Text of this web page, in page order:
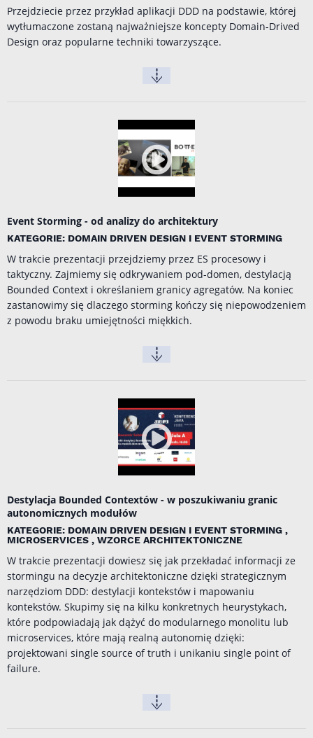
Przejdziecie przez przykład aplikacji DDD na podstawie, której
wytłumaczone zostaną najważniejsze koncepty Domain-Drived
Design oraz popularne techniki towarzyszące.
Event Storming - od analizy do architektury
KATEGORIE: DOMAIN DRIVEN DESIGN I EVENT STORMING
W trakcie prezentacji przejdziemy przez ES procesowy i
taktyczny. Zajmiemy się odkrywaniem pod-domen, destylacją
Bounded Context i określaniem granicy agregatów. Na koniec
zastanowimy się dlaczego storming kończy się niepowodzeniem
z powodu braku umiejętności miękkich.
Destylacja Bounded Contextów - w poszukiwaniu granic
autonomicznych modułów
KATEGORIE: DOMAIN DRIVEN DESIGN I EVENT STORMING ,
MICROSERVICES , WZORCE ARCHITEKTONICZNE
W trakcie prezentacji dowiesz się jak przekładać informacji ze
stormingu na decyzje architektoniczne dzięki strategicznym
narzędziom DDD: destylacji kontekstów i mapowaniu
kontekstów. Skupimy się na kilku konkretnych heurystykach,
które podpowiadają jak dążyć do modularnego monolitu lub
microservices, które mają realną autonomię dzięki:
projektowani single source of truth i unikaniu single point of
failure.